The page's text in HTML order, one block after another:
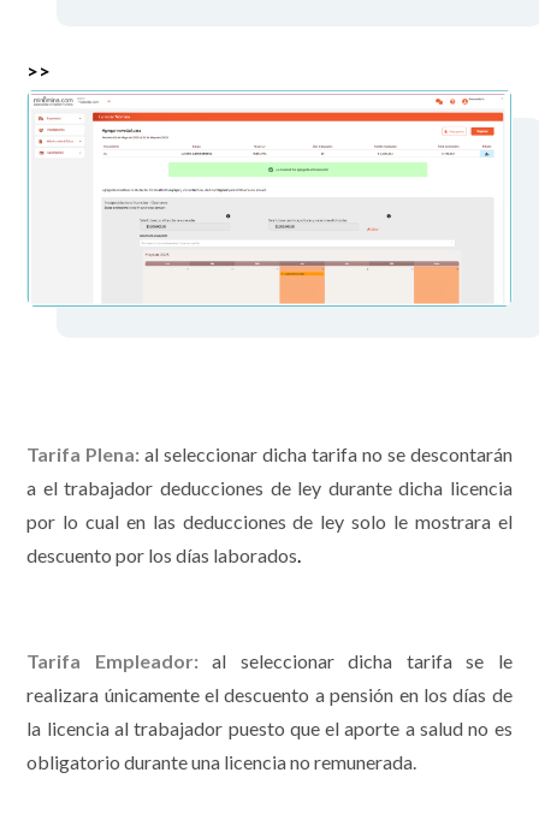
>>
Tarifa Plena:al seleccionar dicha tarifa no se descontarán
a el trabajador deducciones de ley durante dicha licencia
por lo cual en las deducciones de ley solo le mostrara el
descuento por los días laborados
Tarifa Empleador:al seleccionar dicha tarifa se le
realizara únicamente el descuento a pensión en los días de
la licencia al trabajador puesto que el aporte a salud no es
obligatorio durante una licencia no remunerada.